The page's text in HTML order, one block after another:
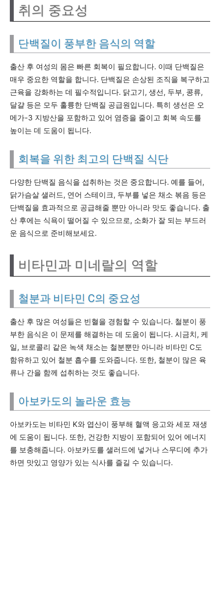
취의 중요성
단백질이 풍부한 음식의 역할
출산 후 여성의 몸은 빠른 회복이 필요합니다. 이때 단백질은
매우 중요한 역할을 합니다. 단백질은 손상된 조직을 복구하고
근육을 강화하는 데 필수적입니다. 닭고기, 생선, 두부, 콩류,
달걀 등은 모두 훌륭한 단백질 공급원입니다. 특히 생선은 오
메가-3 지방산을 포함하고 있어 염증을 줄이고 회복 속도를
높이는 데 도움이 됩니다.
회복을 위한 최고의 단백질 식단
다양한 단백질 음식을 섭취하는 것은 중요합니다. 예를 들어,
닭가슴살 샐러드, 연어 스테이크, 두부를 넣은 채소 볶음 등은
단백질을 효과적으로 공급해줄 뿐만 아니라 맛도 좋습니다. 출
산 후에는 식욕이 떨어질 수 있으므로, 소화가 잘 되는 부드러
운 음식으로 준비해보세요.
비타민과 미네랄의 역할
철분과 비타민 C의 중요성
출산 후 많은 여성들은 빈혈을 경험할 수 있습니다. 철분이 풍
부한 음식은 이 문제를 해결하는 데 도움이 됩니다. 시금치, 케
일, 브로콜리 같은 녹색 채소는 철분뿐만 아니라 비타민 C도
함유하고 있어 철분 흡수를 도와줍니다. 또한, 철분이 많은 육
류나 간을 함께 섭취하는 것도 좋습니다.
아보카도의 놀라운 효능
아보카도는 비타민 K와 엽산이 풍부해 혈액 응고와 세포 재생
에 도움이 됩니다. 또한, 건강한 지방이 포함되어 있어 에너지
를 보충해줍니다. 아보카도를 샐러드에 넣거나 스무디에 추가
하면 맛있고 영양가 있는 식사를 즐길 수 있습니다.